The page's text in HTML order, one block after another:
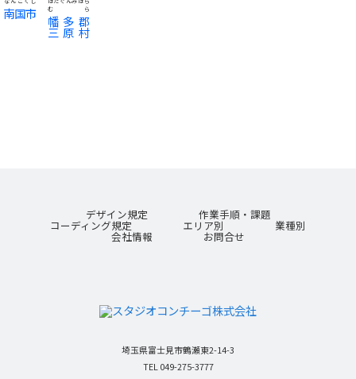
南国市 幡多郡
三原村
むら
デザイン規定 作業手順・課題
コーディング規定 エリア別 業種別
会社情報 お問合せ
埼玉県富士見市鶴瀬東2-14-3
TEL 049-275-3777